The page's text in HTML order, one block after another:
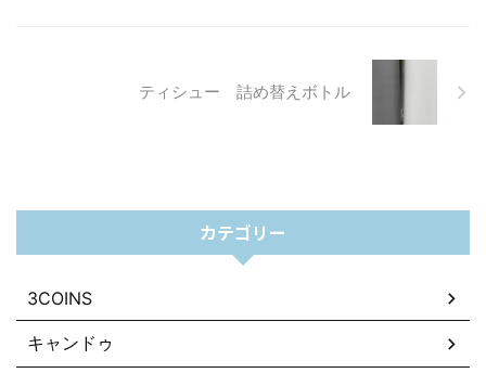
ティシュー 詰め替えボトル
カテゴリー
3COINS
キャンドゥ